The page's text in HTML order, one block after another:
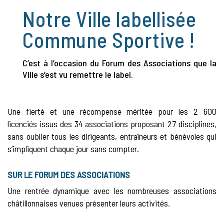
Notre Ville labellisée
Commune Sportive !
C’est à l’occasion du Forum des Associations que la
Ville s’est vu remettre le label.
Une fierté et une récompense méritée pour les 2 600
licenciés issus des 34 associations proposant 27 disciplines,
sans oublier tous les dirigeants, entraîneurs et bénévoles qui
s’impliquent chaque jour sans compter.
SUR LE FORUM DES ASSOCIATIONS
Une rentrée dynamique avec les nombreuses associations
châtillonnaises venues présenter leurs activités.